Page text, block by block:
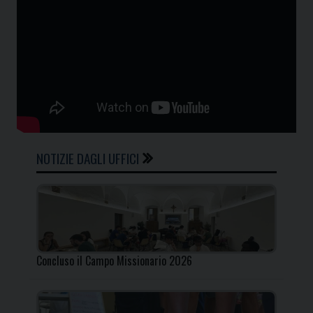
NOTIZIE DAGLI UFFICI
Concluso il Campo Missionario 2026